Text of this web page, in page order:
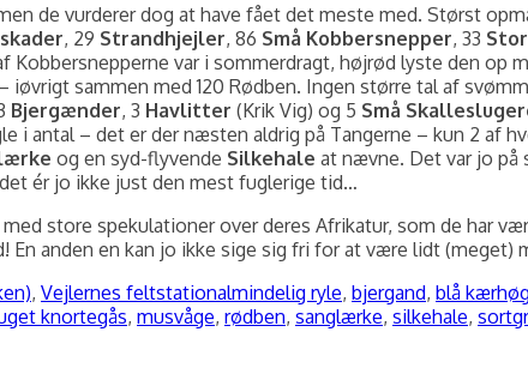
de vurderer dog at have fået det meste med. Størst
, 29 Strandhjejler, 86 Små Kobbersnepper, 33
Kobbersnepperne var i sommerdragt, højrød lyste den op
sammen med 120 Rødben. Ingen større tal af
Bjergænder, 3 Havlitter (Krik Vig) og 5 Små
i antal – det er der næsten aldrig på Tangerne – kun 2 af
og en syd-flyvende Silkehale at nævne. Det var jo på
ér jo ikke just den mest fuglerige tid…
store spekulationer over deres Afrikatur, som de har
anden en kan jo ikke sige sig fri for at være lidt (meget)
, Vejlernes feltstationTags
almindelig ryle, bjergand, blå kærhøg
knortegås, musvåge, rødben, sanglærke, silkehale,